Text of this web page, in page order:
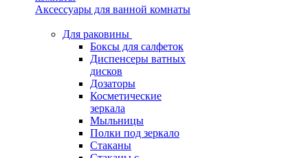
Аксессуары для ванной комнаты
Для раковины
Боксы для салфеток
Диспенсеры ватных
дисков
Дозаторы
Косметические
зеркала
Мыльницы
Полки под зеркало
Стаканы